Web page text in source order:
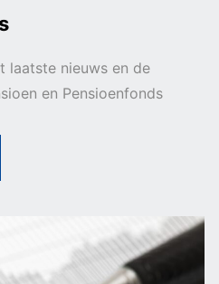
voor pensioen
laatste nieuws en de
en Pensioenfonds